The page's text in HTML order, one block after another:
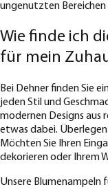
ungenutzten
Wie finde ich
für mein
Bei Dehner finden Sie
jeden Stil und
modernen Designs aus
etwas dabei.
Möchten Sie Ihren
dekorieren oder Ihrem
Unsere Blumenampeln